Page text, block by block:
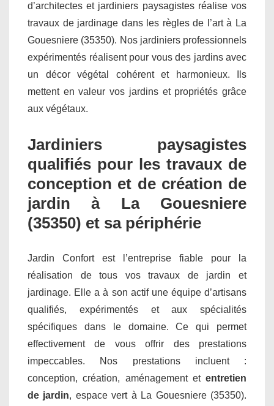
d’architectes et jardiniers paysagistes réalise vos
travaux de jardinage dans les règles de l’art à La
Gouesniere (35350). Nos jardiniers professionnels
expérimentés réalisent pour vous des jardins avec
un décor végétal cohérent et harmonieux. Ils
mettent en valeur vos jardins et propriétés grâce
aux végétaux.
Jardiniers paysagistes
qualifiés pour les travaux de
conception et de création de
jardin à La Gouesniere
(35350) et sa périphérie
Jardin Confort est l’entreprise fiable pour la
réalisation de tous vos travaux de jardin et
jardinage. Elle a à son actif une équipe d’artisans
qualifiés, expérimentés et aux spécialités
spécifiques dans le domaine. Ce qui permet
effectivement de vous offrir des prestations
impeccables. Nos prestations incluent :
conception, création, aménagement et entretien
de jardin, espace vert à La Gouesniere (35350).